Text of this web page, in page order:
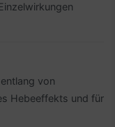
von
Hebeeffekts und für